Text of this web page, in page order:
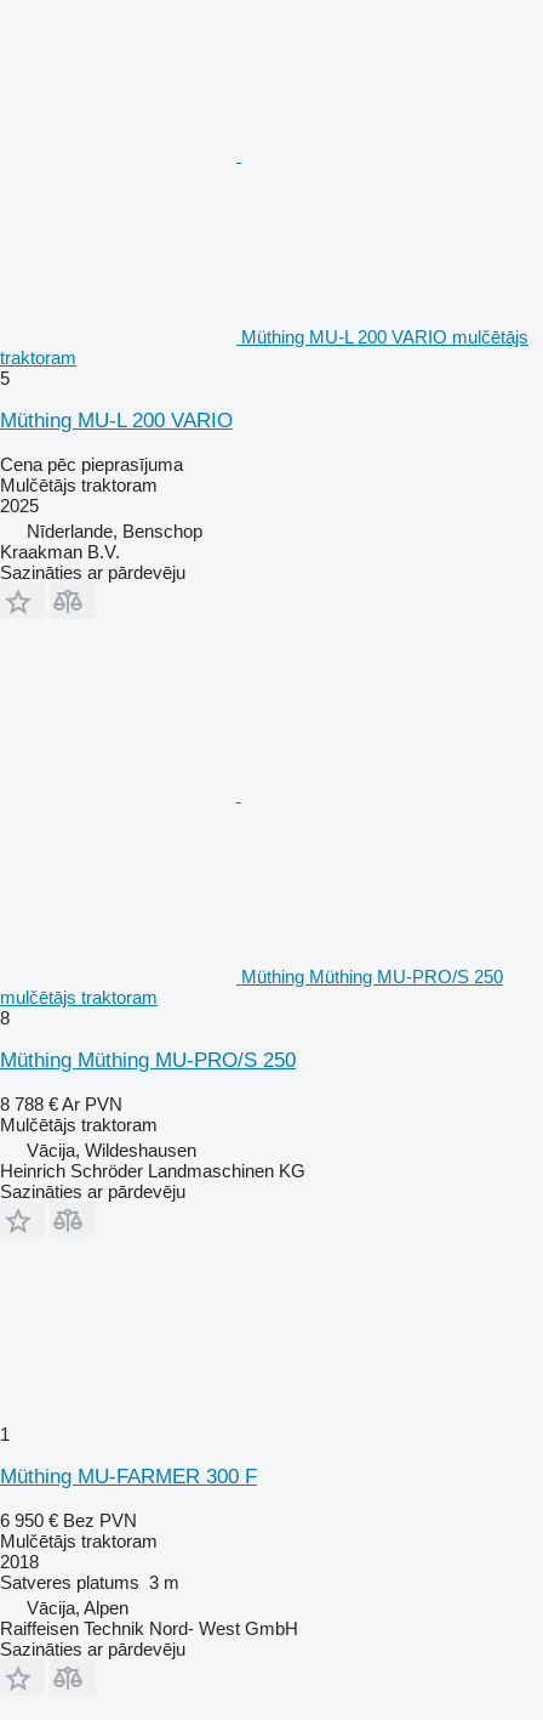
Müthing MU-L 200 VARIO mulčētājs
traktoram
5
Müthing MU-L 200 VARIO
Cena pēc pieprasījuma
Mulčētājs traktoram
2025
Nīderlande, Benschop
Kraakman B.V.
Sazināties ar pārdevēju
Müthing Müthing MU-PRO/S 250
mulčētājs traktoram
8
Müthing Müthing MU-PRO/S 250
8 788 €Ar PVN
Mulčētājs traktoram
Vācija, Wildeshausen
Heinrich Schröder Landmaschinen KG
Sazināties ar pārdevēju
1
Müthing MU-FARMER 300 F
6 950 € Bez PVN
Mulčētājs traktoram
2018
Satveres platums 3 m
Vācija, Alpen
Raiffeisen Technik Nord- West GmbH
Sazināties ar pārdevēju